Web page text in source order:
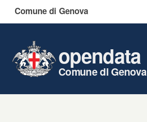
Comune di Genova
opendata
Comune di Genova